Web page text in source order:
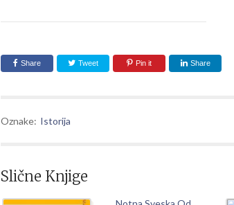
Share Tweet Pin it Share
Oznake: Istorija
Slične Knjige